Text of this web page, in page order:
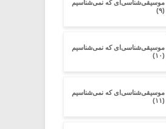
موسیقی‌شناسی‌ای که نمی‌شناسیم
(۹)
موسیقی‌شناسی‌ای که نمی‌شناسیم
(۱۰)
موسیقی‌شناسی‌ای که نمی‌شناسیم
(۱۱)